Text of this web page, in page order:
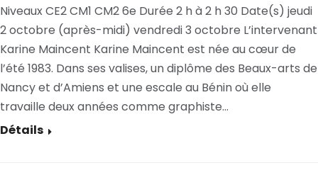
Niveaux CE2 CM1 CM2 6e Durée 2 h à 2 h 30 Date(s) jeudi
2 octobre (après-midi) vendredi 3 octobre L’intervenant
Karine Maincent Karine Maincent est née au cœur de
l’été 1983. Dans ses valises, un diplôme des Beaux-arts de
Nancy et d’Amiens et une escale au Bénin où elle
travaille deux années comme graphiste…
Détails